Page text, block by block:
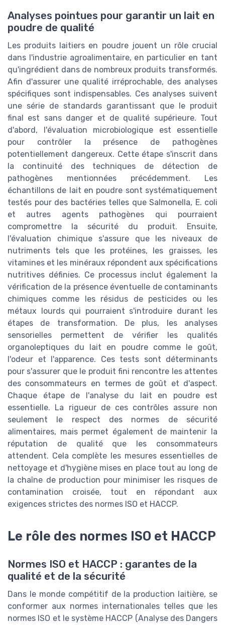
Analyses pointues pour garantir un lait en
poudre de qualité
Les produits laitiers en poudre jouent un rôle crucial
dans l'industrie agroalimentaire, en particulier en tant
qu'ingrédient dans de nombreux produits transformés.
Afin d'assurer une qualité irréprochable, des analyses
spécifiques sont indispensables. Ces analyses suivent
une série de standards garantissant que le produit
final est sans danger et de qualité supérieure. Tout
d'abord, l'évaluation microbiologique est essentielle
pour contrôler la présence de pathogènes
potentiellement dangereux. Cette étape s'inscrit dans
la continuité des techniques de détection de
pathogènes mentionnées précédemment. Les
échantillons de lait en poudre sont systématiquement
testés pour des bactéries telles que Salmonella, E. coli
et autres agents pathogènes qui pourraient
compromettre la sécurité du produit. Ensuite,
l'évaluation chimique s'assure que les niveaux de
nutriments tels que les protéines, les graisses, les
vitamines et les minéraux répondent aux spécifications
nutritives définies. Ce processus inclut également la
vérification de la présence éventuelle de contaminants
chimiques comme les résidus de pesticides ou les
métaux lourds qui pourraient s'introduire durant les
étapes de transformation. De plus, les analyses
sensorielles permettent de vérifier les qualités
organoleptiques du lait en poudre comme le goût,
l'odeur et l'apparence. Ces tests sont déterminants
pour s'assurer que le produit fini rencontre les attentes
des consommateurs en termes de goût et d'aspect.
Chaque étape de l'analyse du lait en poudre est
essentielle. La rigueur de ces contrôles assure non
seulement le respect des normes de sécurité
alimentaires, mais permet également de maintenir la
réputation de qualité que les consommateurs
attendent. Cela complète les mesures essentielles de
nettoyage et d'hygiène mises en place tout au long de
la chaîne de production pour minimiser les risques de
contamination croisée, tout en répondant aux
exigences strictes des normes ISO et HACCP.
Le rôle des normes ISO et HACCP
Normes ISO et HACCP : garantes de la
qualité et de la sécurité
Dans le monde compétitif de la production laitière, se
conformer aux normes internationales telles que les
normes ISO et le système HACCP (Analyse des Dangers